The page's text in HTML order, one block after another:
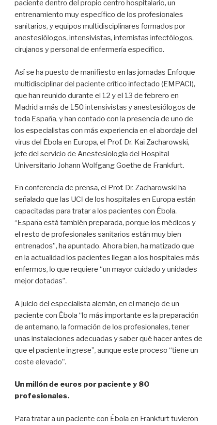
paciente dentro del propio centro hospitalario, un
entrenamiento muy específico de los profesionales
sanitarios, y equipos multidisciplinares formados por
anestesiólogos, intensivistas, internistas infectólogos,
cirujanos y personal de enfermería específico.
Así se ha puesto de manifiesto en las jornadas Enfoque
multidisciplinar del paciente crítico infectado (EMPACI),
que han reunido durante el 12 y el 13 de febrero en
Madrid a más de 150 intensivistas y anestesiólogos de
toda España, y han contado con la presencia de uno de
los especialistas con más experiencia en el abordaje del
virus del Ébola en Europa, el Prof. Dr. Kai Zacharowski,
jefe del servicio de Anestesiología del Hospital
Universitario Johann Wolfgang Goethe de Frankfurt.
En conferencia de prensa, el Prof. Dr. Zacharowski ha
señalado que las UCI de los hospitales en Europa están
capacitadas para tratar a los pacientes con Ébola.
“España está también preparada, porque los médicos y
el resto de profesionales sanitarios están muy bien
entrenados”, ha apuntado. Ahora bien, ha matizado que
en la actualidad los pacientes llegan a los hospitales más
enfermos, lo que requiere “un mayor cuidado y unidades
mejor dotadas”.
A juicio del especialista alemán, en el manejo de un
paciente con Ébola “lo más importante es la preparación
de antemano, la formación de los profesionales, tener
unas instalaciones adecuadas y saber qué hacer antes de
que el paciente ingrese”, aunque este proceso “tiene un
coste elevado”.
Un millón de euros por paciente y 80
profesionales.
Para tratar a un paciente con Ébola en Frankfurt tuvieron